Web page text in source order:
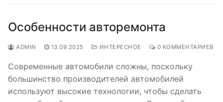
Особенности авторемонта
ADMIN 13.09.2025 ИНТЕРЕСНОЕ 0 КОММЕНТАРИЕВ
Современные автомобили сложны, поскольку
большинство производителей автомобилей
используют высокие технологии, чтобы сделать